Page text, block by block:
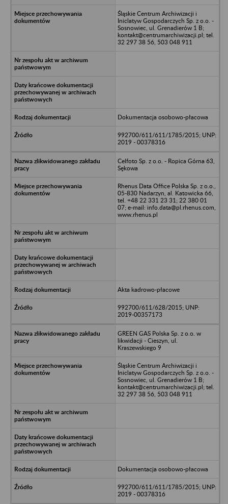
Śląskie Centrum Archiwizacji i
Iniclatyw Gospodarczych Sp. z o.o. -
Sosnowiec, ul. Grenadierów 1 B;
kontakt@centrumarchiwizacji.pl; tel.
32 297 38 56, 503 048 911
Dokumentacja osobowo-płacowa
992700/611/611/1785/2015; UNP:
2019 - 00378316
Celfoto Sp. z o.o. - Ropica Górna 63,
Sękowa
Rhenus Data Office Polska Sp. z o.o.,
05-830 Nadarzyn, al. Katowicka 66,
tel. +48 22 331 23 31; 22 380 01
07; e-mail: info.data@pl.rhenus.com,
www.rhenus.pl
Akta kadrowo-płacowe
992700/611/628/2015; UNP:
2019-00357173
GREEN GAS Polska Sp. z o.o. w
likwidacji - Cieszyn, ul.
Kraszewskiego 9
Śląskie Centrum Archiwizacji i
Iniclatyw Gospodarczych Sp. z o.o. -
Sosnowiec, ul. Grenadierów 1 B;
kontakt@centrumarchiwizacji.pl; tel.
32 297 38 56, 503 048 911
Dokumentacja osobowo-płacowa
992700/611/611/1785/2015; UNP:
2019 - 00378316